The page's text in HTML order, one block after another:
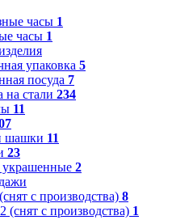
часы 1
часы 1
упаковка 5
посуда 7
на стали 234
11
шашки 11
23
2
с производства) 8
(снят с производства) 1